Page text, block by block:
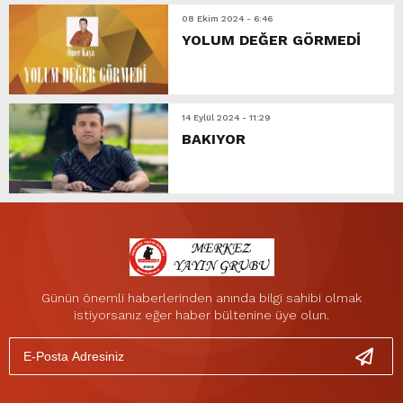
08 Ekim 2024 - 6:46
YOLUM DEĞER GÖRMEDİ
14 Eylül 2024 - 11:29
BAKIYOR
Günün önemli haberlerinden anında bilgi sahibi olmak
istiyorsanız eğer haber bültenine üye olun.